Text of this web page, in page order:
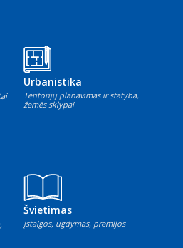
Urbanistika
Teritorijų planavimas ir statyba,
žemės sklypai
Švietimas
Įstaigos, ugdymas, premijos